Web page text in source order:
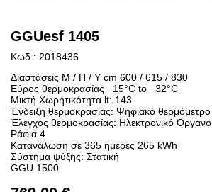
GGUesf 1405
Κωδ.: 2018436
Διαστάσεις Μ / Π / Υ cm 600 / 615 / 830
Εύρος θερμοκρασίας −15°C to −32°C
Μικτή Χωρητικότητα lt: 143
Ένδειξη θερμοκρασίας: Ψηφιακό θερμόμετρο
Έλεγχος θερμοκρασίας: Ηλεκτρονικό Όργανο
Ράφια 4
Κατανάλωση σε 365 ημέρες 265 kWh
Σύστημα ψύξης: Στατική
GGU 1500